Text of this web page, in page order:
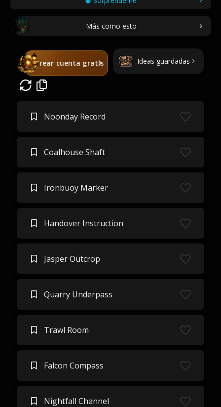
Más como esto
Crear cuenta gratis Ideas guardadas
Noonday Record
Coalhouse Shaft
Ironbuoy Marker
Handover Instruction
Jasper Outcrop
Quarry Underpass
Trawl Room
Falcon Compass
Nightfall Channel